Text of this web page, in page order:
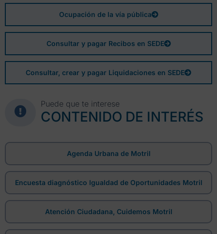
Ocupación de la vía pública
Consultar y pagar Recibos en SEDE
Consultar, crear y pagar Liquidaciones en SEDE
Puede que te interese
CONTENIDO DE INTERÉS
Agenda Urbana de Motril
Encuesta diagnóstico Igualdad de Oportunidades Motril
Atención Ciudadana, Cuidemos Motril